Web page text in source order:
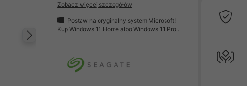
Zobacz więcej szczegółów
Postaw na oryginalny system Microsoft!
KupWindows 11 HomealboWindows 11 Pro .